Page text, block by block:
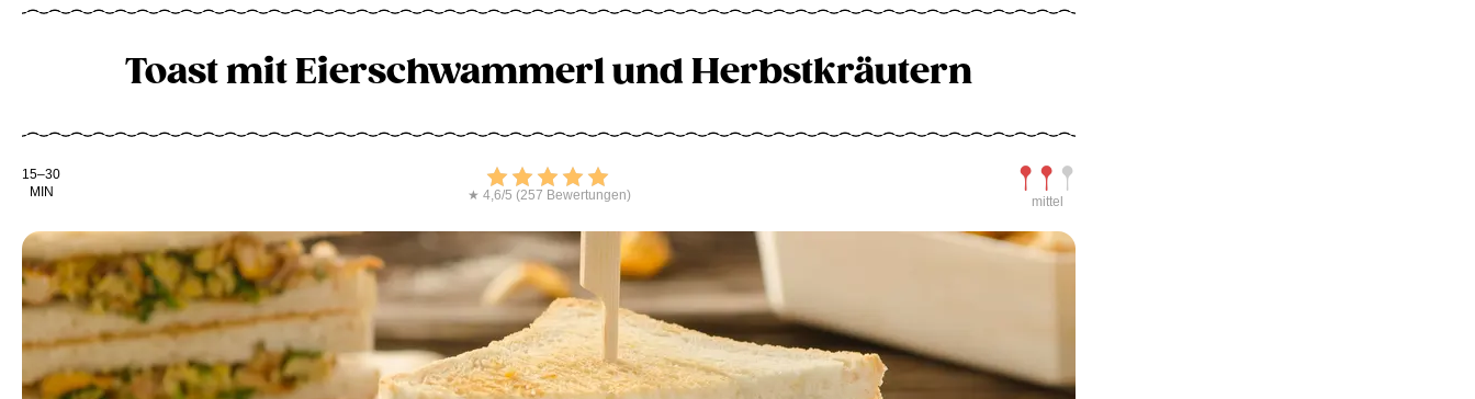
Toast mit Eierschwammerl und Herbstkräutern
Kochdauer
15–30
MIN
Bewerten
★ 4,6/5 (257 Bewertungen)
Schwierigkeit
mittel